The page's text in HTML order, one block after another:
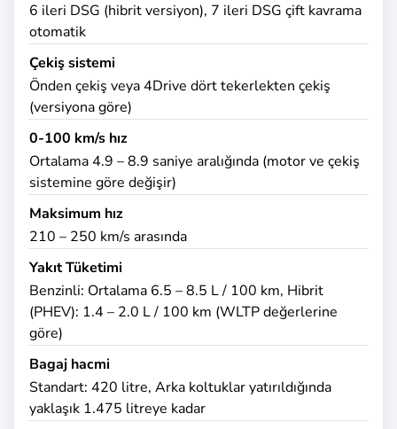
6 ileri DSG (hibrit versiyon), 7 ileri DSG çift kavrama
otomatik
Çekiş sistemi
Önden çekiş veya 4Drive dört tekerlekten çekiş
(versiyona göre)
0-100 km/s hız
Ortalama 4.9 – 8.9 saniye aralığında (motor ve çekiş
sistemine göre değişir)
Maksimum hız
210 – 250 km/s arasında
Yakıt Tüketimi
Benzinli: Ortalama 6.5 – 8.5 L / 100 km, Hibrit
(PHEV): 1.4 – 2.0 L / 100 km (WLTP değerlerine
göre)
Bagaj hacmi
Standart: 420 litre, Arka koltuklar yatırıldığında
yaklaşık 1.475 litreye kadar